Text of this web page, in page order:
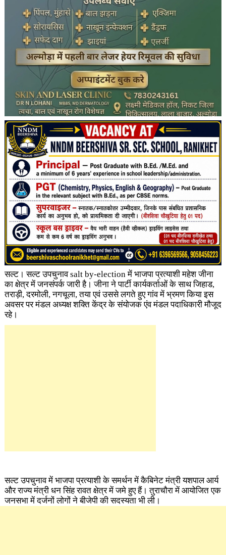
सल्ट। सल्ट उपचुनाव salt by-election में भाजपा प्रत्याशी महेश जीना
का क्षेत्र में जनसंपर्क जारी है। जीना ने पार्टी कार्यकर्ताओं के साथ जिहाड,
तराड़ी, दरमोली, नगचूला, तया एवं उससे लगते हुए गांव में भ्रमण किया इस
अवसर पर मंडल अध्यक्ष शक्ति केंद्र के संयोजक एंव मंडल पदाधिकारी मौजूद
रहे।
सल्ट उपचुनाव में भाजपा प्रत्याशी के समर्थन में कैबिनेट मंत्री यशपाल आर्य
और राज्य मंत्री धन सिंह रावत क्षेत्र में जमे हुए हैं। तुराचौरा में आयोजित एक
जनसभा में दर्जनों लोगों ने बीजेपी की सदस्यता भी ली।